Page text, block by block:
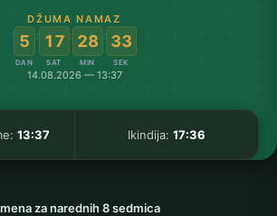
DŽUMA NAMAZ
5
DAN
: 17
SAT
: 28
MIN
: 33
SEK
14.08.2026 — 13:37
13:37 Ikindija: 17:36
za narednih 8 sedmica